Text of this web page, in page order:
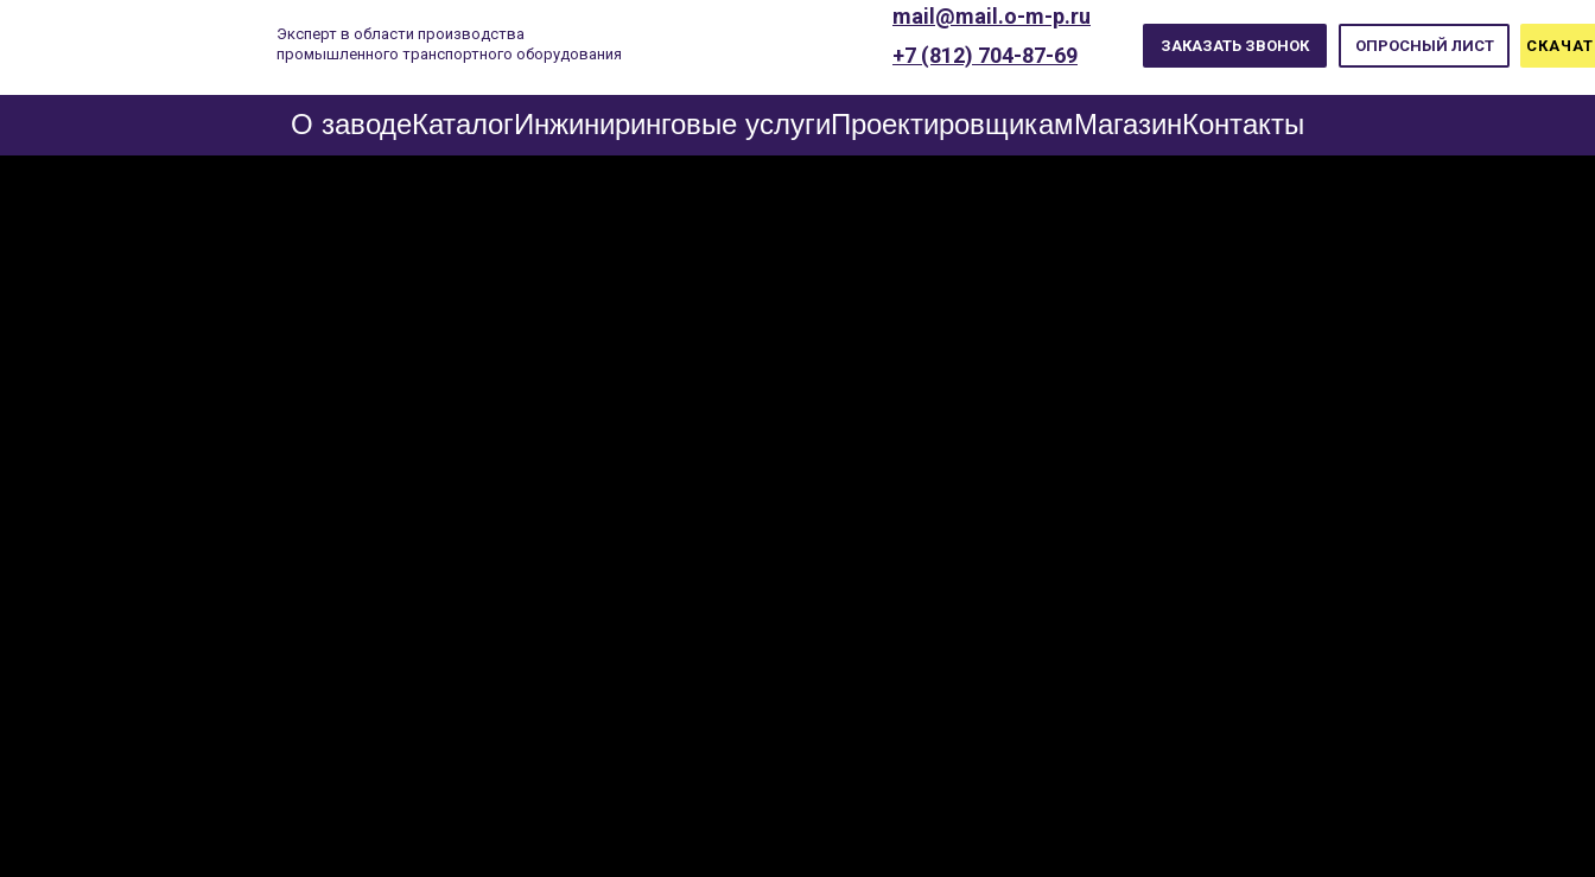
+7 (812) 704-87-69 ЗАКАЗАТЬ ЗВОНОК
mail@mail.o-m-p.ru
Эксперт в области производства
промышленного транспортного оборудования
ОПРОСНЫЙ ЛИСТ
О заводеКаталогИнжиниринговые услугиПроектировщикамМагазинКонтакты